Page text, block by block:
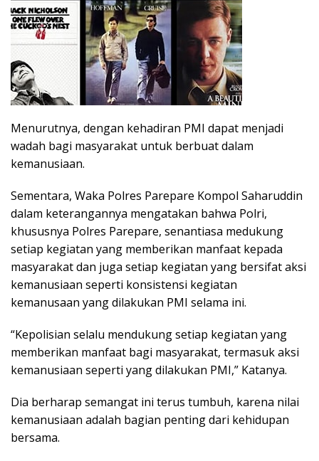
Menurutnya, dengan kehadiran PMI dapat menjadi
wadah bagi masyarakat untuk berbuat dalam
kemanusiaan.
Sementara, Waka Polres Parepare Kompol Saharuddin
dalam keterangannya mengatakan bahwa Polri,
khususnya Polres Parepare, senantiasa medukung
setiap kegiatan yang memberikan manfaat kepada
masyarakat dan juga setiap kegiatan yang bersifat aksi
kemanusiaan seperti konsistensi kegiatan
kemanusaan yang dilakukan PMI selama ini.
“Kepolisian selalu mendukung setiap kegiatan yang
memberikan manfaat bagi masyarakat, termasuk aksi
kemanusiaan seperti yang dilakukan PMI,” Katanya.
Dia berharap semangat ini terus tumbuh, karena nilai
kemanusiaan adalah bagian penting dari kehidupan
bersama.